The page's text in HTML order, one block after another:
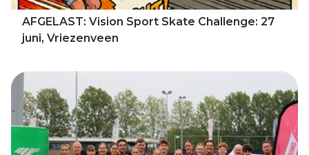
AFGELAST: Vision Sport Skate Challenge: 27
juni, Vriezenveen